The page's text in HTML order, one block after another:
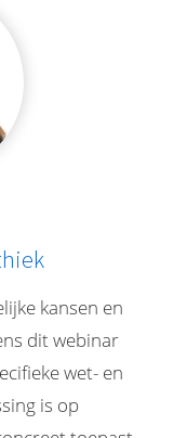
kansen en
dit webinar
wet- en
is op